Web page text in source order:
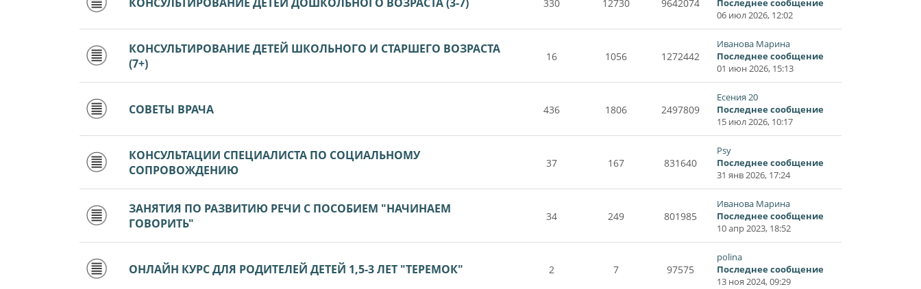
330 12730 9642074
Последнее сообщение
06 июл 2026, 12:02
КОНСУЛЬТИРОВАНИЕ ДЕТЕЙ ШКОЛЬНОГО И СТАРШЕГО ВОЗРАСТА
(7+)
16 1056 1272442
Иванова Марина
Последнее сообщение
01 июн 2026, 15:13
СОВЕТЫ ВРАЧА 436 1806 2497809
Есения 20
Последнее сообщение
15 июл 2026, 10:17
КОНСУЛЬТАЦИИ СПЕЦИАЛИСТА ПО СОЦИАЛЬНОМУ
СОПРОВОЖДЕНИЮ
37 167 831640
Psy
Последнее сообщение
31 янв 2026, 17:24
ЗАНЯТИЯ ПО РАЗВИТИЮ РЕЧИ С ПОСОБИЕМ "НАЧИНАЕМ
ГОВОРИТЬ"
34 249 801985
Иванова Марина
Последнее сообщение
10 апр 2023, 18:52
ОНЛАЙН КУРС ДЛЯ РОДИТЕЛЕЙ ДЕТЕЙ 1,5-3 ЛЕТ "ТЕРЕМОК" 2 7 97575
polina
Последнее сообщение
13 ноя 2024, 09:29